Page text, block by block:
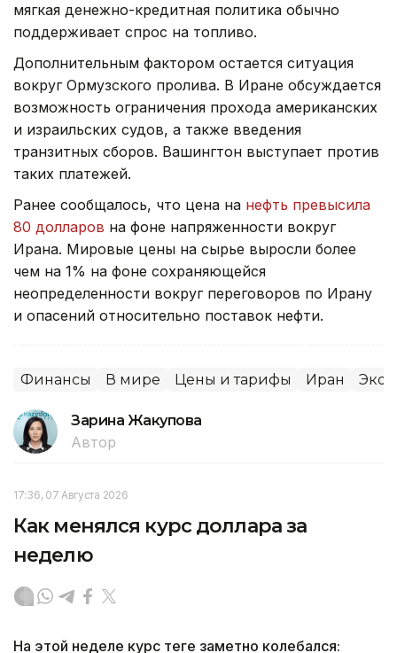
мягкая денежно-кредитная политика обычно
поддерживает спрос на топливо.
Дополнительным фактором остается ситуация
вокруг Ормузского пролива. В Иране обсуждается
возможность ограничения прохода американских
и израильских судов, а также введения
транзитных сборов. Вашингтон выступает против
таких платежей.
Ранее сообщалось, что цена на нефть превысила
80 долларов на фоне напряженности вокруг
Ирана. Мировые цены на сырье выросли более
чем на 1% на фоне сохраняющейся
неопределенности вокруг переговоров по Ирану
и опасений относительно поставок нефти.
Финансы В мире Цены и тарифы Иран
Зарина Жакупова
Автор
17:36, 07 Августа 2026
Как менялся курс доллара за
неделю
На этой неделе курс теңге заметно колебался: